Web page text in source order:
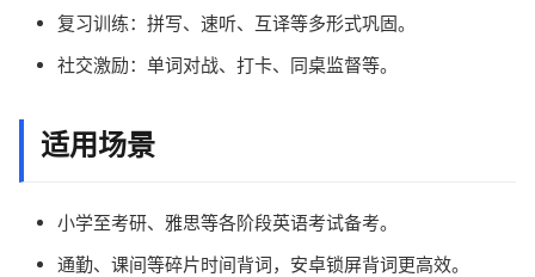
复习训练：拼写、速听、互译等多形式巩固。
社交激励：单词对战、打卡、同桌监督等。
适用场景
小学至考研、雅思等各阶段英语考试备考。
通勤、课间等碎片时间背词，安卓锁屏背词更高效。